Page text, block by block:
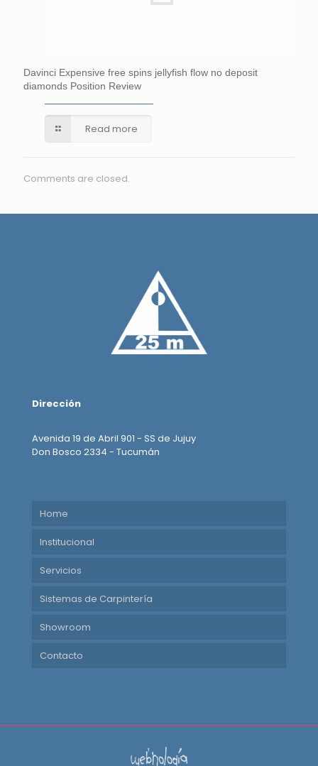
Davinci Expensive free spins jellyfish flow no deposit
diamonds Position Review
Read more
Comments are closed.
Dirección
Avenida 19 de Abril 901 - SS de Jujuy
Don Bosco 2334 - Tucumán
Home
Institucional
Servicios
Sistemas de Carpintería
Showroom
Contacto